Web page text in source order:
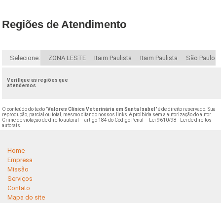
Regiões de Atendimento
Selecione: ZONA LESTE Itaim Paulista Itaim Paulista São Paulo
Verifique as regiões que
atendemos
O conteúdo do texto "Valores Clínica Veterinária em Santa Isabel " é de direito reservado. Sua
reprodução, parcial ou total, mesmo citando nossos links, é proibida sem a autorização do autor.
Crime de violação de direito autoral – artigo 184 do Código Penal –
Lei 9610/98 - Lei de direitos
autorais
Home
Empresa
Missão
Serviços
Contato
Mapa do site